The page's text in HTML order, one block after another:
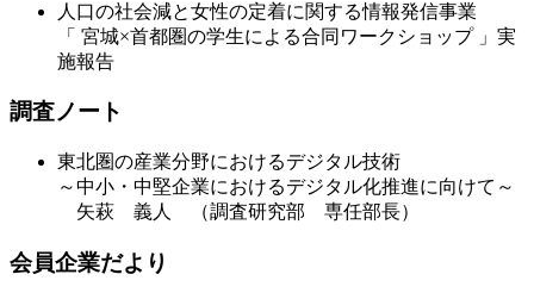
人口の社会減と女性の定着に関する情報発信事業
「 宮城×首都圏の学生による合同ワークショップ 」実
施報告
調査ノート
東北圏の産業分野におけるデジタル技術
～中小・中堅企業におけるデジタル化推進に向けて～
矢萩 義人 （調査研究部 専任部長）
会員企業だより